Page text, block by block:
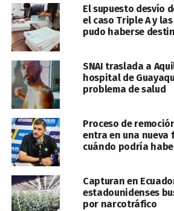
El supuesto desvío
el caso Triple A y
pudo haberse
SNAI traslada a
hospital de
problema de salud
Proceso de
entra en una nueva
cuándo podría
Capturan en
estadounidenses
por narcotráfico